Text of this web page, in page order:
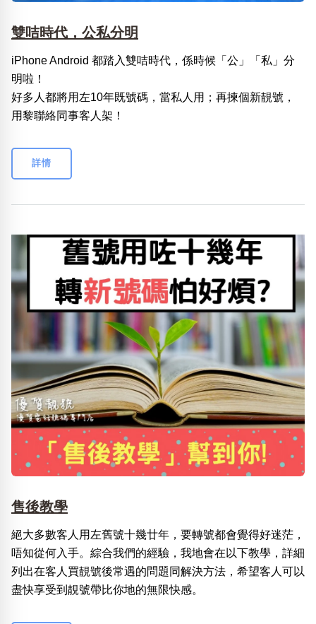
雙咭時代，公私分明
iPhone Android 都踏入雙咭時代，係時候「公」「私」分
明啦！
好多人都將用左10年既號碼，當私人用；再揀個新靚號，
用黎聯絡同事客人架！
詳情
售後教學
絕大多數客人用左舊號十幾廿年，要轉號都會覺得好迷茫，
唔知從何入手。綜合我們的經驗，我地會在以下教學，詳細
列出在客人買靚號後常遇的問題同解決方法，希望客人可以
盡快享受到靚號帶比你地的無限快感。